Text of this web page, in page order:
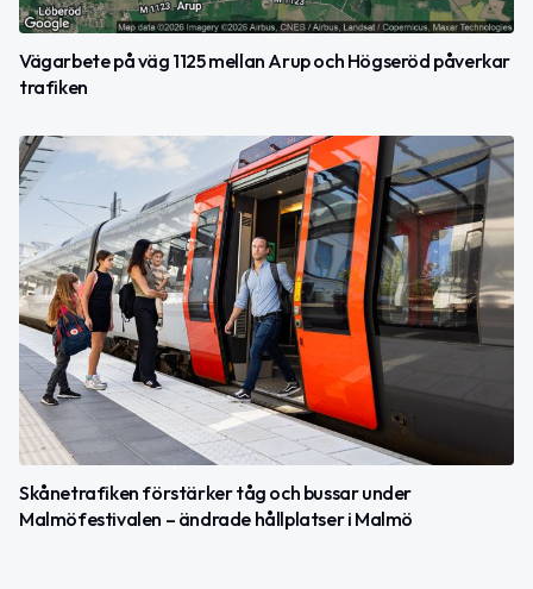
Vägarbete på väg 1125 mellan Arup och Högseröd påverkar
trafiken
Skånetrafiken förstärker tåg och bussar under
Malmöfestivalen – ändrade hållplatser i Malmö